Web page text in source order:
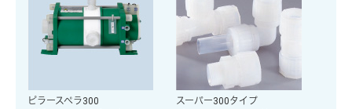
ピラースペラ300️
スーパー300タイプ